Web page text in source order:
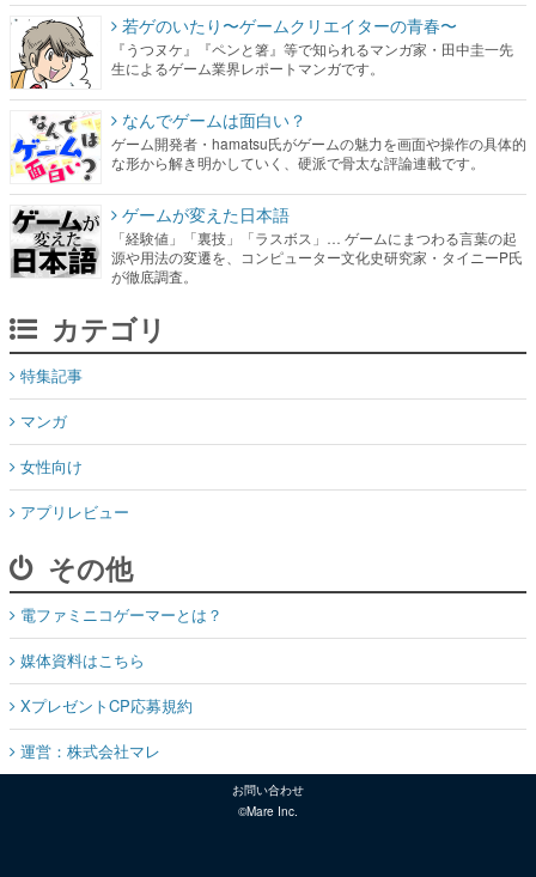
若ゲのいたり〜ゲームクリエイターの青春〜
『うつヌケ』『ペンと箸』等で知られるマンガ家・田中圭一先
生によるゲーム業界レポートマンガです。
なんでゲームは面白い？
ゲーム開発者・hamatsu氏がゲームの魅力を画面や操作の具体的
な形から解き明かしていく、硬派で骨太な評論連載です。
ゲームが変えた日本語
「経験値」「裏技」「ラスボス」… ゲームにまつわる言葉の起
源や用法の変遷を、コンピューター文化史研究家・タイニーP氏
が徹底調査。
カテゴリ
特集記事
マンガ
女性向け
アプリレビュー
その他
電ファミニコゲーマーとは？
媒体資料はこちら
XプレゼントCP応募規約
運営：株式会社マレ
お問い合わせ
©Mare Inc.